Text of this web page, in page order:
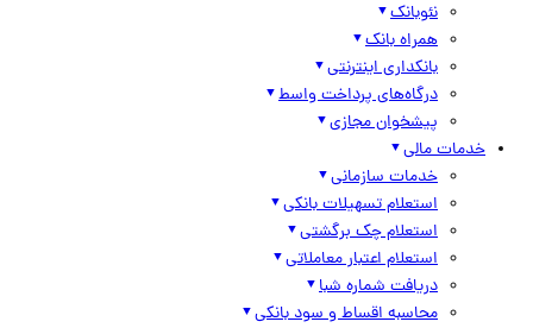
نئوبانک
همراه بانک
بانکداری اینترنتی
درگاه‌های پرداخت واسط
پیشخوان مجازی
خدمات مالی
خدمات سازمانی
استعلام تسهیلات بانکی
استعلام چک برگشتی
استعلام اعتبار معاملاتی
دریافت شماره شبا
محاسبه اقساط و سود بانکی